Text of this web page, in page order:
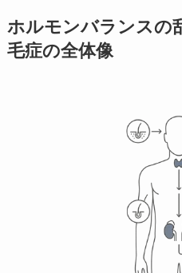
ホルモンバランスの
毛症の全体像